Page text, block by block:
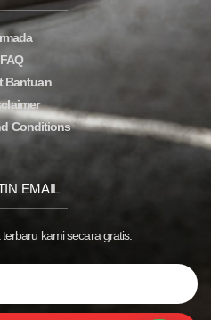
FAQ
Bantuan
Conditions
EMAIL
kami secara gratis.